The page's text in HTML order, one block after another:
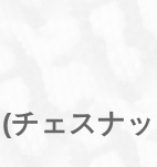
チェスナ